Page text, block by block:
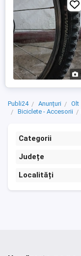
Publi24 Anunțuri Olt
Biciclete - Accesorii
Categorii
Județe
Localități